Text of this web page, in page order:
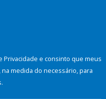
Privacidade e consinto que meus
medida do necessário, para